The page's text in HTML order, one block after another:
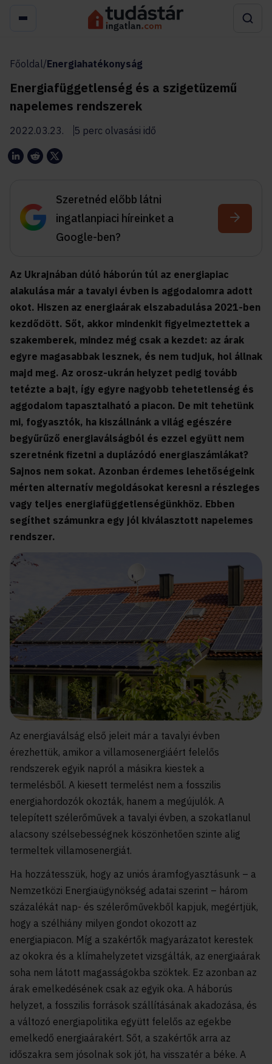
Főoldal/Energiahatékonyság
Energiafüggetlenség és a szigetüzemű
napelemes rendszerek
2022.03.23. 5 perc olvasási idő
Szeretnéd előbb látni
ingatlanpiaci híreinket a
Google-ben?
Az Ukrajnában dúló háborún túl az energiapiac
alakulása már a tavalyi évben is aggodalomra adott
okot. Hiszen az energiaárak elszabadulása 2021-ben
kezdődött. Sőt, akkor mindenkit figyelmeztettek a
szakemberek, mindez még csak a kezdet: az árak
egyre magasabbak lesznek, és nem tudjuk, hol állnak
majd meg. Az orosz-ukrán helyzet pedig tovább
tetézte a bajt, így egyre nagyobb tehetetlenség és
aggodalom tapasztalható a piacon. De mit tehetünk
mi, fogyasztók, ha kiszállnánk a világ egészére
begyűrűző energiaválságból és ezzel együtt nem
szeretnénk fizetni a duplázódó energiaszámlákat?
Sajnos nem sokat. Azonban érdemes lehetőségeink
mérten alternatív megoldásokat keresni a részleges
vagy teljes energiafüggetlenségünkhöz. Ebben
segíthet számunkra egy jól kiválasztott napelemes
rendszer.
Az energiaválság első jeleit már a tavalyi évben
érezhettük, amikor a villamosenergiáért felelős
rendszerek egyik napról a másikra kiestek a
termelésből. A kiesett termelést nem a fosszilis
energiahordozók okozták, hanem a megújulók. A
telepített szélerőművek a tavalyi évben, a szokatlanul
alacsony szélsebességnek köszönhetően szinte alig
termeltek villamosenergiát.
Ha hozzátesszük, hogy az uniós áramfogyasztásunk – a
Nemzetközi Energiaügynökség adatai szerint – három
százalékát nap- és szélerőművekből kapjuk, megértjük,
hogy a szélhiány milyen gondot okozott az
energiapiacon. Míg a szakértők magyarázatot kerestek
az okokra és a klímahelyzetet vizsgálták, az energiaárak
soha nem látott magasságokba szöktek. Ez azonban az
árak emelkedésének csak az egyik oka. A háborús
helyzet, a fosszilis források szállításának akadozása, és
a változó energiapolitika együtt felelős az egekbe
emelkedő energiaárakért. Sőt, a szakértők arra az
időszakra sem jósolnak sok jót, ha visszatér a béke. A